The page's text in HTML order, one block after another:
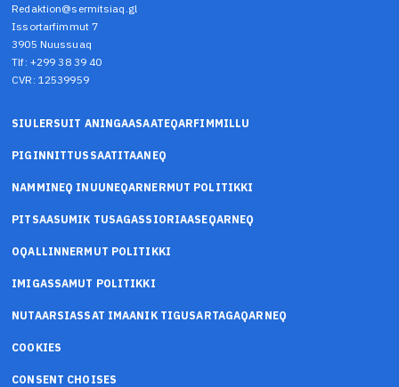
Redaktion@sermitsiaq.gl
Issortarfimmut 7
3905 Nuussuaq
Tlf: +299 38 39 40
CVR: 12539959
SIULERSUIT ANINGAASAATEQARFIMMILLU
PIGINNITTUSSAATITAANEQ
NAMMINEQ INUUNEQARNERMUT POLITIKKI
PITSAASUMIK TUSAGASSIORIAASEQARNEQ
OQALLINNERMUT POLITIKKI
IMIGASSAMUT POLITIKKI
NUTAARSIASSAT IMAANIK TIGUSARTAGAQARNEQ
COOKIES
CONSENT CHOISES